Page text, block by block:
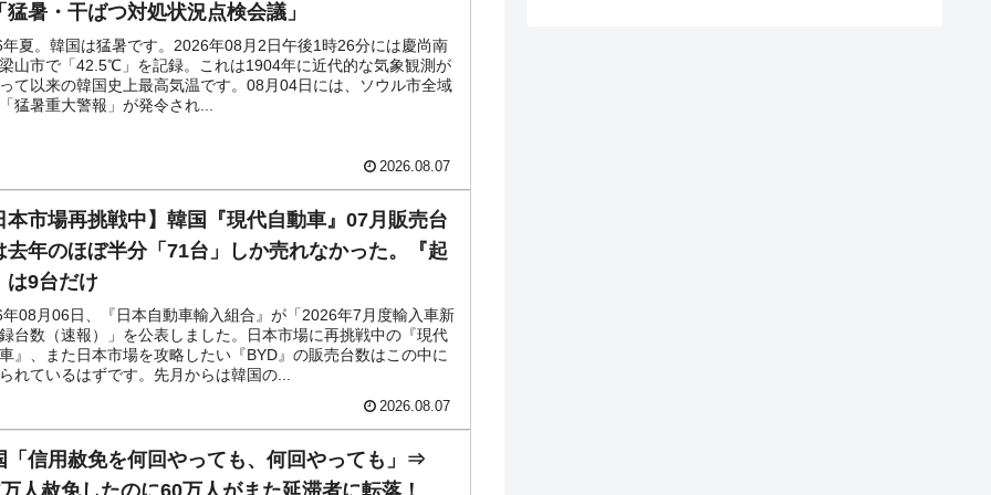
猛暑・干ばつ対処状況点検会議」
夏。韓国は猛暑です。2026年08月2日午後1時26分には慶尚南
山市で「42.5℃」を記録。これは1904年に近代的な気象観測が
て以来の韓国史上最高気温です。08月04日には、ソウル市全域
猛暑重大警報」が発令され...
2026.08.07
本市場再挑戦中】韓国『現代自動車』07月販売台
去年のほぼ半分「71台」しか売れなかった。『起
は9台だけ
08月06日、『日本自動車輸入組合』が「2026年7月度輸入車新
台数（速報）」を公表しました。日本市場に再挑戦中の『現代
』、また日本市場を攻略したい『BYD』の販売台数はこの中に
れているはずです。先月からは韓国の...
2026.08.07
「信用赦免を何回やっても、何回やっても」⇒
人赦免したのに60万人がまた延滞者に転落！